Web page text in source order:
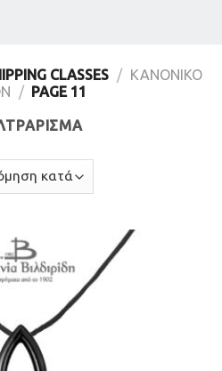
CLASSES / ΚΑΝΟΝΙΚΌ
/ PAGE 11